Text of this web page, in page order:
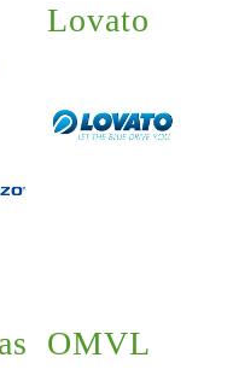
Lovato
OMVL